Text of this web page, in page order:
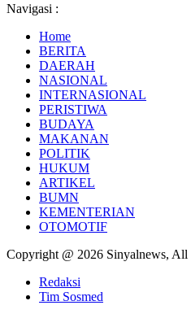
Navigasi :
Home
BERITA
DAERAH
NASIONAL
INTERNASIONAL
PERISTIWA
BUDAYA
MAKANAN
POLITIK
HUKUM
ARTIKEL
BUMN
KEMENTERIAN
OTOMOTIF
Copyright @ 2026 Sinyalnews, All
Redaksi
Tim Sosmed